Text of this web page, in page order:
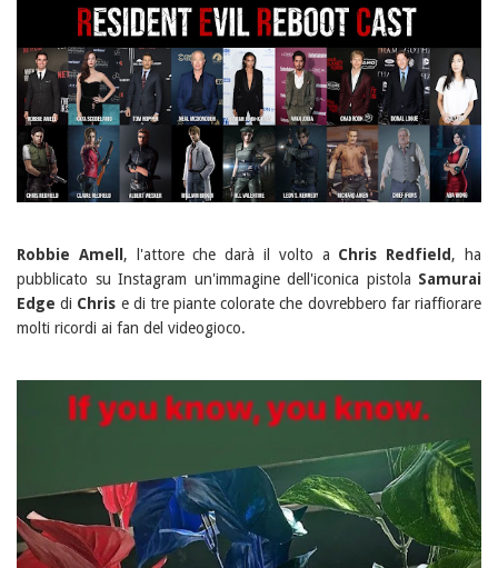
Robbie Amell , l'attore che darà il volto a Chris Redfield , ha
pubblicato su Instagram un'immagine dell'iconica pistola Samurai
Edge di Chris e di tre piante colorate che dovrebbero far riaffiorare
molti ricordi ai fan del videogioco.